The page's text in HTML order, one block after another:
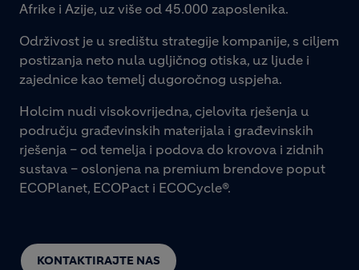
KONTAKTIRAJTE NAS
Afrike i Azije, uz više od 45.000 zaposlenika.
Održivost je u središtu strategije kompanije, s ciljem
postizanja neto nula ugljičnog otiska, uz ljude i
zajednice kao temelj dugoročnog uspjeha.
Holcim nudi visokovrijedna, cjelovita rješenja u
području građevinskih materijala i građevinskih
rješenja – od temelja i podova do krovova i zidnih
sustava – oslonjena na premium brendove poput
ECOPlanet, ECOPact i ECOCycle®.